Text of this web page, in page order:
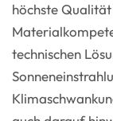
höchste
technischen